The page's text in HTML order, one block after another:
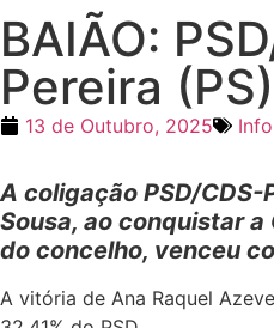
BAIÃO:
Pereira (PS)
13 de Outubro, 2025
A coligação PSD/
Sousa, ao conquistar
do concelho, venceu
A vitória de Ana Raquel